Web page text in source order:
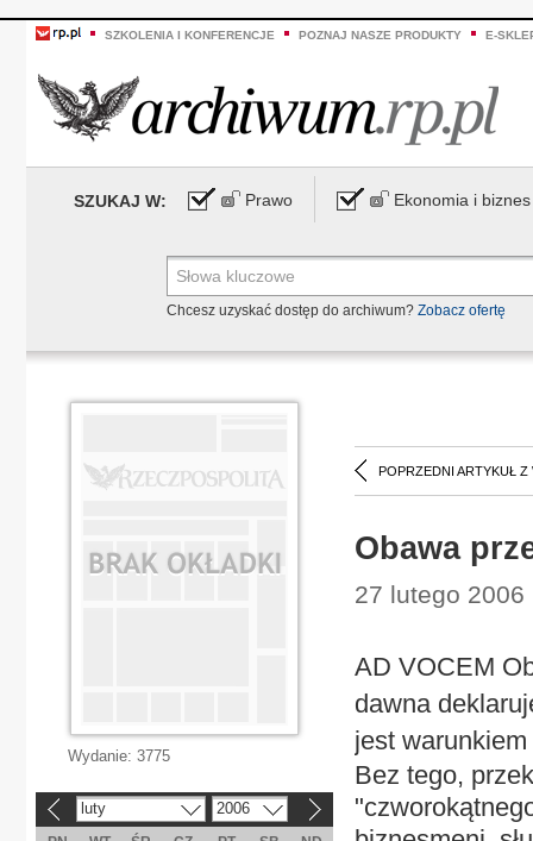
SZKOLENIA I KONFERENCJE POZNAJ NASZE PRODUKTY E-
SZUKAJ W: Prawo Ekonomia i biznes
Chcesz uzyskać dostęp do archiwum? Zobacz ofertę
POPRZEDNI ARTYKUŁ Z
Obawa
27 lutego
AD VOCEM
dawna
jest
Bez tego,
Wydanie: 3775
luty 2006